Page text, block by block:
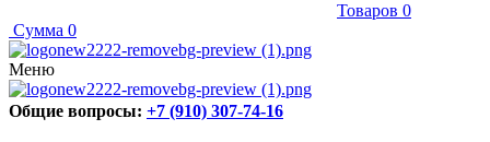
Товаров 0
Сумма 0
Меню
Общие вопросы: +7 (910) 307-74-16